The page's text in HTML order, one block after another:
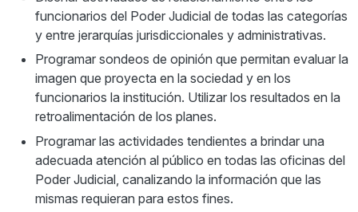
funcionarios del Poder Judicial de todas las categorías
y entre jerarquías jurisdiccionales y administrativas.
Programar sondeos de opinión que permitan evaluar la
imagen que proyecta en la sociedad y en los
funcionarios la institución. Utilizar los resultados en la
retroalimentación de los planes.
Programar las actividades tendientes a brindar una
adecuada atención al público en todas las oficinas del
Poder Judicial, canalizando la información que las
mismas requieran para estos fines.